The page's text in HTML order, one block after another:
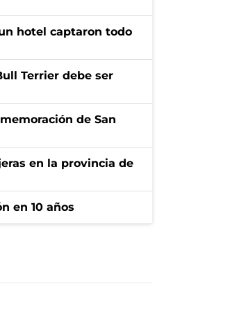
hotel captaron todo
Terrier debe ser
de San
en la provincia de
en 10 años